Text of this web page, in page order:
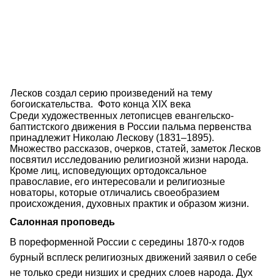
Лесков создал серию произведений на тему
богоискательства. Фото конца XIX века
Среди художественных летописцев евангельско-
баптистского движения в России пальма первенства
принадлежит Николаю Лескову (1831–1895).
Множество рассказов, очерков, статей, заметок Лесков
посвятил исследованию религиозной жизни народа.
Кроме лиц, исповедующих ортодоксальное
православие, его интересовали и религиозные
новаторы, которые отличались своеобразием
происхождения, духовных практик и образом жизни.
Салонная проповедь
В пореформенной России с середины 1870-х годов
бурный всплеск религиозных движений заявил о себе
не только среди низших и средних слоев народа. Дух